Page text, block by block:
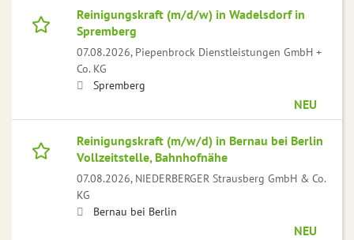
Reinigungskraft (m/d/w) in Wadelsdorf in
Spremberg
07.08.2026, Piepenbrock Dienstleistungen GmbH +
Co. KG
Spremberg
NEU
Reinigungskraft (m/w/d) in Bernau bei Berlin
Vollzeitstelle, Bahnhofnähe
07.08.2026, NIEDERBERGER Strausberg GmbH & Co.
KG
Bernau bei Berlin
NEU